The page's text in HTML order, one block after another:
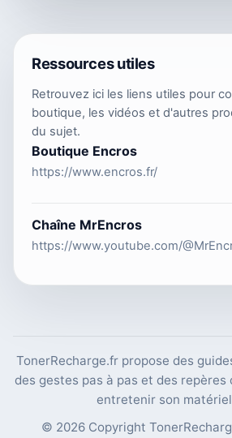
Ressources utiles
Retrouvez ici les liens utiles pour
boutique, les vidéos et d'autres
du sujet.
Boutique Encros
https://www.encros.fr/
Chaîne MrEncros
https://www.youtube.com/
TonerRecharge.fr propose des
des gestes pas à pas et des
entretenir son
© 2026 Copyright